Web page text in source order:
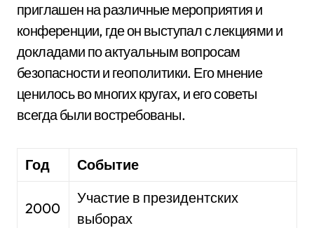
приглашен на различные мероприятия и
конференции, где он выступал с лекциями и
докладами по актуальным вопросам
безопасности и геополитики. Его мнение
ценилось во многих кругах, и его советы
всегда были востребованы.
Год Событие
2000
Участие в президентских
выборах